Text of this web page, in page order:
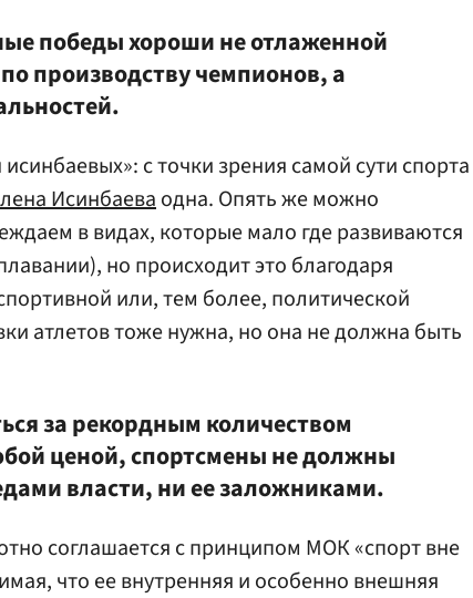
победы хороши не отлаженной
производству чемпионов, а
с точки зрения самой сути спорта
Исинбаеваодна. Опять же можно
в видах, которые мало где развиваются
но происходит это благодаря
или, тем более, политической
атлетов тоже нужна, но она не должна быть
за рекордным количеством
ценой, спортсмены не должны
власти, ни ее заложниками.
соглашается с принципом МОК «спорт вне
что ее внутренняя и особенно внешняя